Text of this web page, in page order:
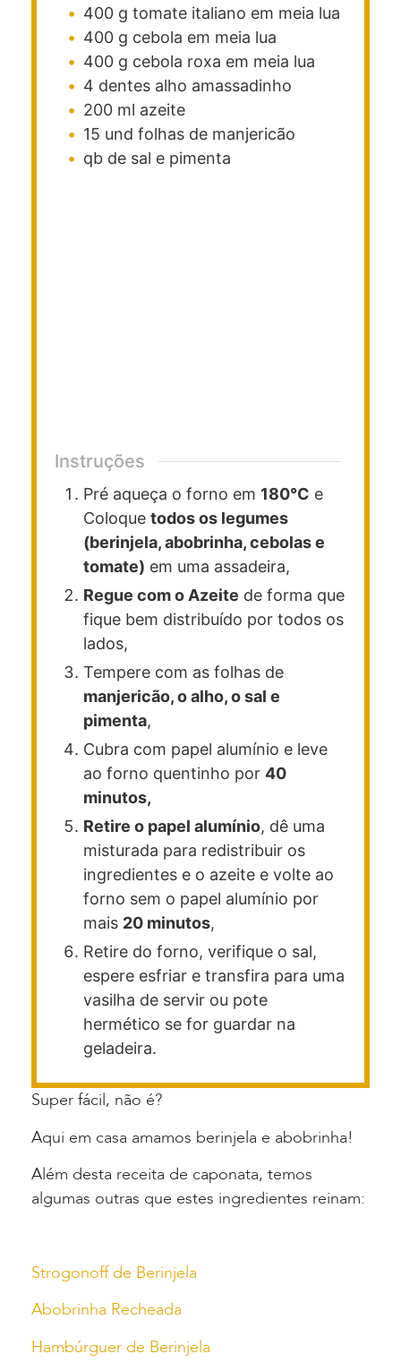
400 g tomate italiano em meia lua
400 g cebola em meia lua
400 g cebola roxa em meia lua
4 dentes alho amassadinho
200 ml azeite
15 und folhas de manjericão
qb de sal e pimenta
Instruções
Pré aqueça o forno em 180°C e
Coloque todos os legumes
(berinjela, abobrinha, cebolas e
tomate) em uma assadeira,
Regue com o Azeite de forma que
fique bem distribuído por todos os
lados,
Tempere com as folhas de
manjericão, o alho, o sal e
pimenta,
Cubra com papel alumínio e leve
ao forno quentinho por 40
minutos,
Retire o papel alumínio, dê uma
misturada para redistribuir os
ingredientes e o azeite e volte ao
forno sem o papel alumínio por
mais 20 minutos,
Retire do forno, verifique o sal,
espere esfriar e transfira para uma
vasilha de servir ou pote
hermético se for guardar na
geladeira.
Super fácil, não é?
Aqui em casa amamos berinjela e abobrinha!
Além desta receita de caponata, temos
algumas outras que estes ingredientes reinam:
Strogonoff de Berinjela
Abobrinha Recheada
Hambúrguer de Berinjela